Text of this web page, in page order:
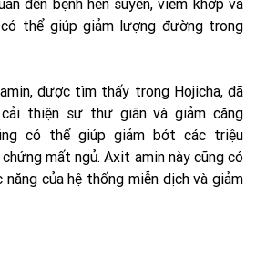
đến bệnh hen suyễn, viêm khớp và
thể giúp giảm lượng đường trong
được tìm thấy trong Hojicha, đã
thiện sự thư giãn và giảm căng
có thể giúp giảm bớt các triệu
mất ngủ. Axit amin này cũng có
của hệ thống miễn dịch và giảm